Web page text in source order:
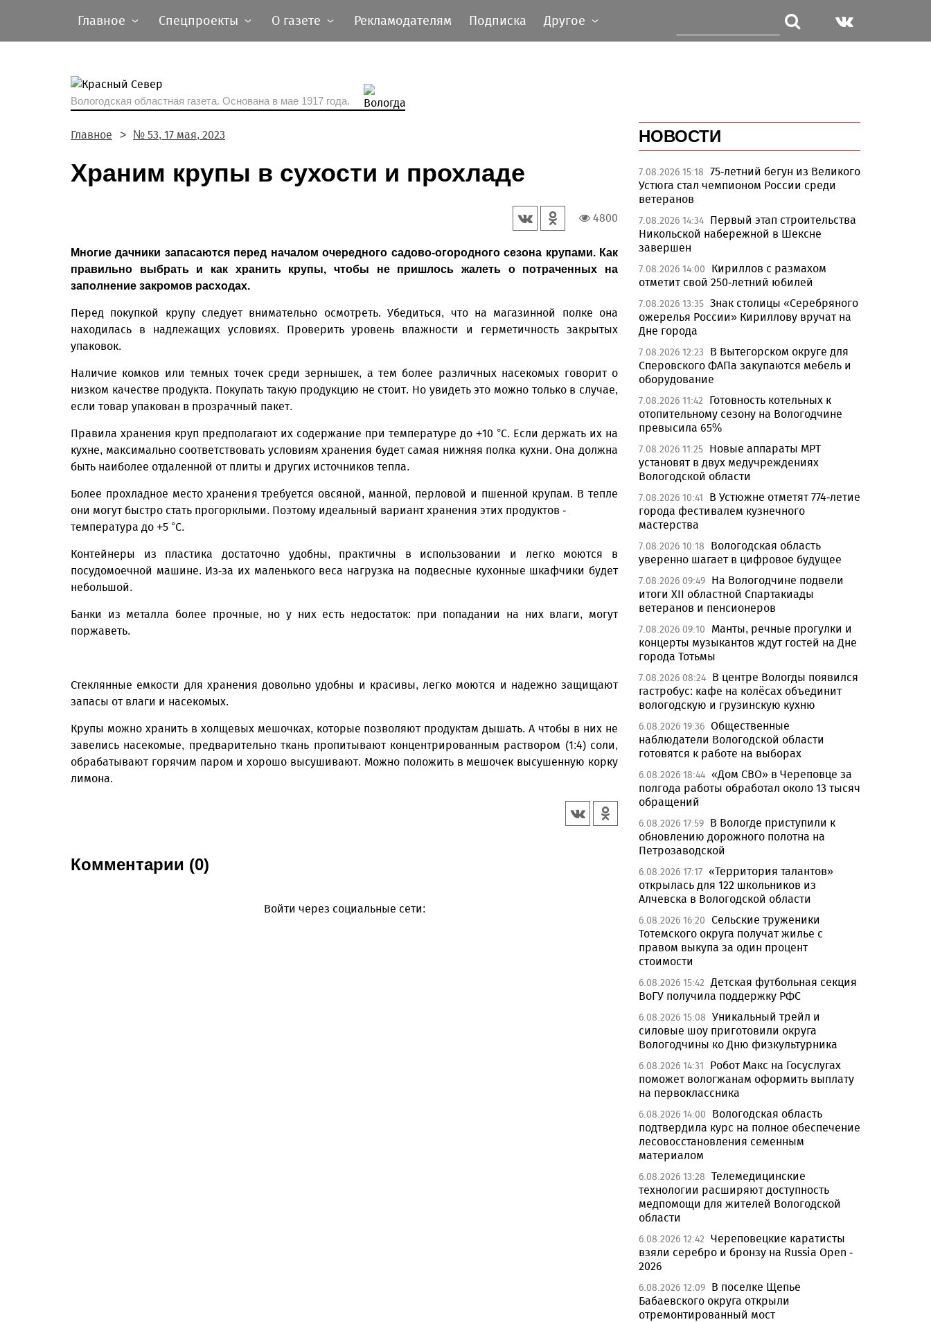
Главное Спецпроекты О газете Рекламодателям Подписка Другое
Вологодская областная газета. Основана в мае 1917 года.
Главное № 53, 17 мая, 2023
Храним крупы в сухости и прохладе
4800
Многие дачники запасаются перед началом очередного садово-огородного сезона крупами. Как
правильно выбрать и как хранить крупы, чтобы не пришлось жалеть о потраченных на
заполнение закромов расходах.
Перед покупкой крупу следует внимательно осмотреть. Убедиться, что на магазинной полке она
находилась в надлежащих условиях. Проверить уровень влажности и герметичность закрытых
упаковок.
Наличие комков или темных точек среди зернышек, а тем более различных насекомых говорит о
низком качестве продукта. Покупать такую продукцию не стоит. Но увидеть это можно только в случае,
если товар упакован в прозрачный пакет.
Правила хранения круп предполагают их содержание при температуре до +10 °С. Если держать их на
кухне, максимально соответствовать условиям хранения будет самая нижняя полка кухни. Она должна
быть наиболее отдаленной от плиты и других источников тепла.
Более прохладное место хранения требуется овсяной, манной, перловой и пшенной крупам. В тепле
они могут быстро стать прогорклыми. Поэтому идеальный вариант хранения этих продуктов -
температура до +5 °С.
Контейнеры из пластика достаточно удобны, практичны в использовании и легко моются в
посудомоечной машине. Из-за их маленького веса нагрузка на подвесные кухонные шкафчики будет
небольшой.
Банки из металла более прочные, но у них есть недостаток: при попадании на них влаги, могут
поржаветь.
Стеклянные емкости для хранения довольно удобны и красивы, легко моются и надежно защищают
запасы от влаги и насекомых.
Крупы можно хранить в холщевых мешочках, которые позволяют продуктам дышать. А чтобы в них не
завелись насекомые, предварительно ткань пропитывают концентрированным раствором (1:4) соли,
обрабатывают горячим паром и хорошо высушивают. Можно положить в мешочек высушенную корку
лимона.
Комментарии (0)
Войти через социальные сети:
НОВОСТИ
7.08.2026 15:18 75-летний бегун из Великого
Устюга стал чемпионом России среди
ветеранов
7.08.2026 14:34 Первый этап строительства
Никольской набережной в Шексне
завершен
7.08.2026 14:00
Кириллов с размахом
отметит свой 250-летний юбилей
7.08.2026 13:35 Знак столицы «Серебряного
ожерелья России» Кириллову вручат на
Дне города
7.08.2026 12:23
В Вытегорском округе для
Сперовского ФАПа закупаются мебель и
оборудование
7.08.2026 11:42
Готовность котельных к
отопительному сезону на Вологодчине
превысила 65%
7.08.2026 11:25 Новые аппараты МРТ
установят в двух медучреждениях
Вологодской области
7.08.2026 10:41
В Устюжне отметят 774-летие
города фестивалем кузнечного
мастерства
7.08.2026 10:18
Вологодская область
уверенно шагает в цифровое будущее
7.08.2026 09:49 На Вологодчине подвели
итоги XII областной Спартакиады
ветеранов и пенсионеров
7.08.2026 09:10
Манты, речные прогулки и
концерты музыкантов ждут гостей на Дне
города Тотьмы
7.08.2026 08:24 В центре Вологды появился
гастробус: кафе на колёсах объединит
вологодскую и грузинскую кухню
6.08.2026 19:36 Общественные
наблюдатели Вологодской области
готовятся к работе на выборах
6.08.2026 18:44 «Дом СВО» в Череповце за
полгода работы обработал около 13 тысяч
обращений
6.08.2026 17:59 В Вологде приступили к
обновлению дорожного полотна на
Петрозаводской
6.08.2026 17:17 «Территория талантов»
открылась для 122 школьников из
Алчевска в Вологодской области
6.08.2026 16:20 Сельские труженики
Тотемского округа получат жилье с
правом выкупа за один процент
стоимости
6.08.2026 15:42 Детская футбольная секция
ВоГУ получила поддержку РФС
6.08.2026 15:08 Уникальный трейл и
силовые шоу приготовили округа
Вологодчины ко Дню физкультурника
6.08.2026 14:31
Робот Макс на Госуслугах
поможет вологжанам оформить выплату
на первоклассника
6.08.2026 14:00
Вологодская область
подтвердила курс на полное обеспечение
лесовосстановления семенным
материалом
6.08.2026 13:28 Телемедицинские
технологии расширяют доступность
медпомощи для жителей Вологодской
области
6.08.2026 12:42 Череповецкие каратисты
взяли серебро и бронзу на Russia Open -
2026
6.08.2026 12:09 В поселке Щепье
Бабаевского округа открыли
отремонтированный мост